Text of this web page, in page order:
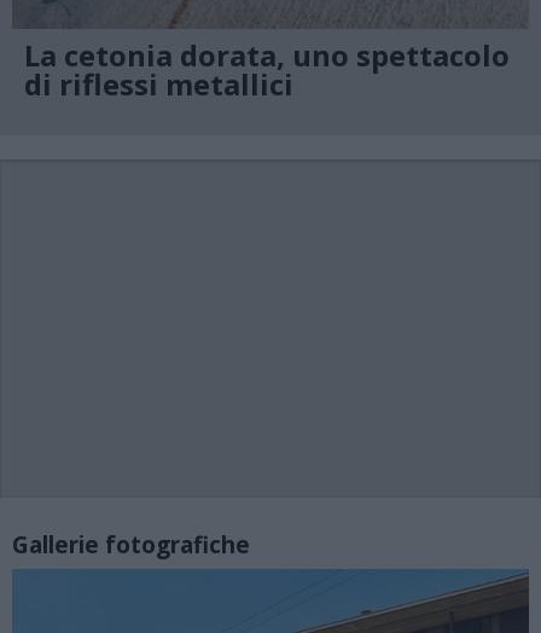
La cetonia dorata, uno spettacolo
di riflessi metallici
Gallerie fotografiche